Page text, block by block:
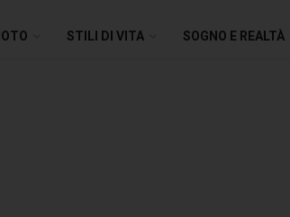
STILI DI VITA SOGNO E REALTÀ